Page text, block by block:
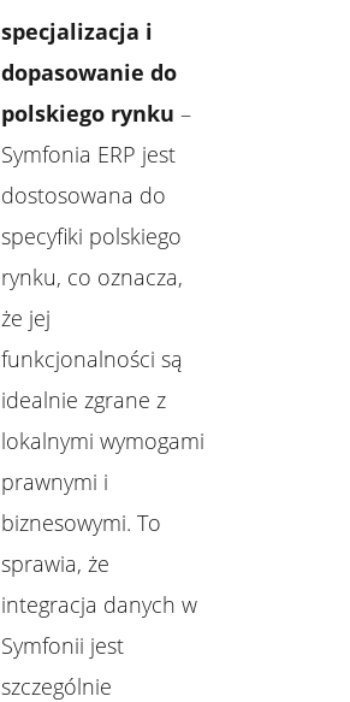
specjalizacja i
dopasowanie do
polskiego rynku –
Symfonia ERP jest
dostosowana do
specyfiki polskiego
rynku, co oznacza,
że jej
funkcjonalności są
idealnie zgrane z
lokalnymi wymogami
prawnymi i
biznesowymi. To
sprawia, że
integracja danych w
Symfonii jest
szczególnie